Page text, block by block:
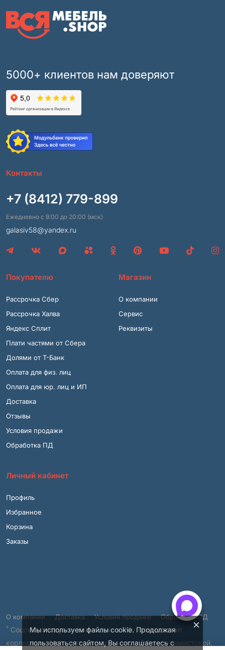
5000+ клиентов нам доверяют
Контакты
+7 (8412) 779-899
Ежедневно с 9:00 до 20:00 (мск)
galasiv58@yandex.ru
Покупателю
Рассрочка Сбер
Рассрочка Халва
Яндекс Сплит
Плати частями от Сбера
Долями от Т-Банк
Оплата для физ. лиц
Оплата для юр. лиц и ИП
Доставка
Отзывы
Условия продажи
Обработка ПД
Магазин
О компании
Сервис
Реквизиты
Личный кабинет
Профиль
Избранное
Корзина
Заказы
О компании Доставка Условия продажи Обработка ПД
* Соцсеть Instagram запрещена в РФ, принадлежит
корпорации Meta, которая признана в РФ экстремистской.
Мы используем файлы cookie. Продолжая
пользоваться сайтом, Вы соглашаетесь с
×